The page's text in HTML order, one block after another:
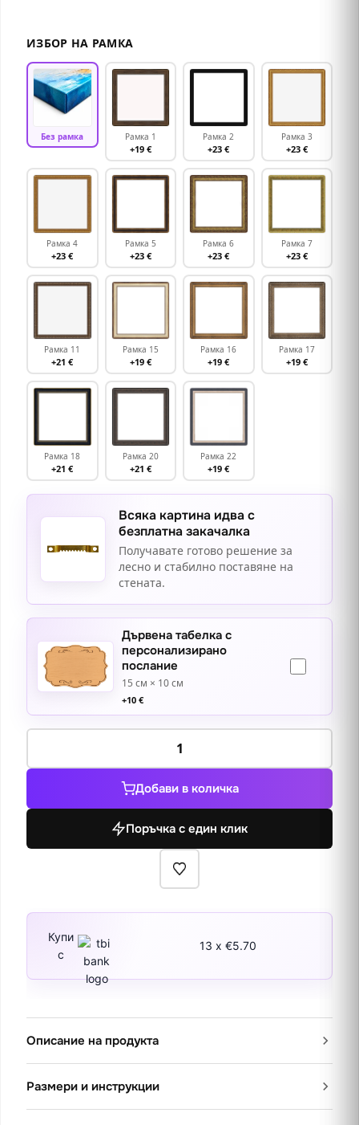
ИЗБОР НА РАМКА
Без рамка Рамка 1
+19 €
Рамка 2
+23 €
Рамка 3
+23 €
Рамка 4
+23 €
Рамка 5
+23 €
Рамка 6
+23 €
Рамка 7
+23 €
Рамка 11
+21 €
Рамка 15
+19 €
Рамка 16
+19 €
Рамка 17
+19 €
Рамка 18
+21 €
Рамка 20
+21 €
Рамка 22
+19 €
Всяка картина идва с
безплатна закачалка
Получавате готово решение за
лесно и стабилно поставяне на
стената.
Дървена табелка с
персонализирано
послание
15 см × 10 см
+10 €
количество
Женско
Добави в количка
Поръчка с един клик
Купи
с
13 x €5.70
Описание на продукта
Размери и инструкции